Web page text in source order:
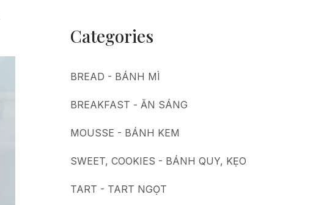
Categories
BREAD - BÁNH MÌ
BREAKFAST - ĂN SÁNG
MOUSSE - BÁNH KEM
SWEET, COOKIES - BÁNH QUY, KẸO
TART - TART NGỌT